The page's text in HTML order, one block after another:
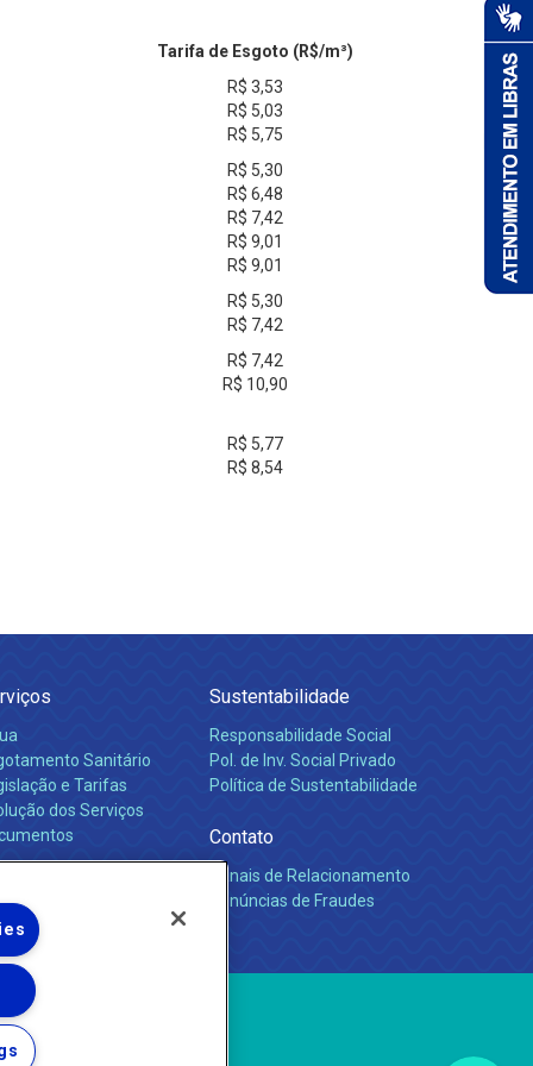
Tarifa de Esgoto (R$/m³)
R$ 3,53
R$ 5,03
R$ 5,75
R$ 5,30
R$ 6,48
R$ 7,42
R$ 9,01
R$ 9,01
R$ 5,30
R$ 7,42
R$ 7,42
R$ 10,90
R$ 5,77
R$ 8,54
Sanitário
e Tarifas
dos Serviços
Sustentabilidade
Responsabilidade Social
Pol. de Inv. Social Privado
Política de Sustentabilidade
Contato
Canais de Relacionamento
Denúncias de Fraudes